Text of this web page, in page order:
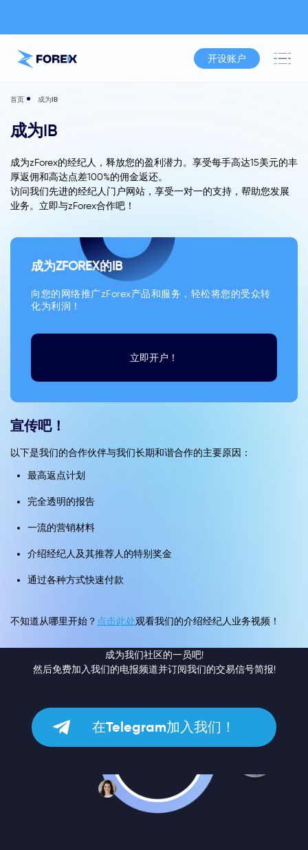
开设账户
首页 成为IB
成为IB
成为zForex的经纪人，释放您的盈利潜力。享受每手高达15美元的丰
厚返佣和高达点差100%的佣金返还。
访问我们先进的经纪人门户网站，享受一对一的支持，帮助您发展
业务。立即与zForex合作吧！
成为ZFOREX的IB
向您的网络推广zForex产品和服务，轻松将您的受众转
化为利润！
立即开户！
宣传吧！
以下是我们的合作伙伴与我们长期和谐合作的主要原因：
最高返点计划
完全透明的报告
一流的营销材料
介绍经纪人及其推荐人的特别奖金
通过各种方式快速付款
不知道从哪里开始？ 点击此处观看我们的介绍经纪人业务视频！
成为我们社区的一员吧!
然后免费加入我们的电报频道并订阅我们的交易信号简报!
在Telegram加入我们！